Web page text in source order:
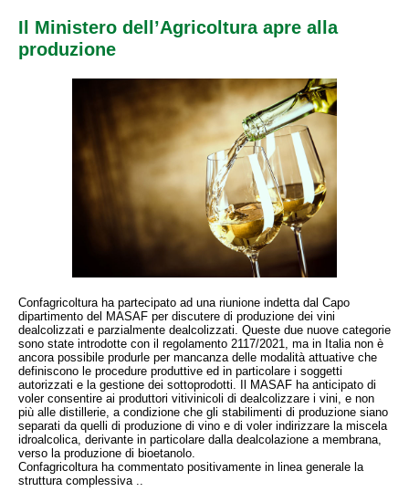
Il Ministero dell’Agricoltura apre alla
produzione
Confagricoltura ha partecipato ad una riunione indetta dal Capo
dipartimento del MASAF per discutere di produzione dei vini
dealcolizzati e parzialmente dealcolizzati. Queste due nuove categorie
sono state introdotte con il regolamento 2117/2021, ma in Italia non è
ancora possibile produrle per mancanza delle modalità attuative che
definiscono le procedure produttive ed in particolare i soggetti
autorizzati e la gestione dei sottoprodotti. Il MASAF ha anticipato di
voler consentire ai produttori vitivinicoli di dealcolizzare i vini, e non
più alle distillerie, a condizione che gli stabilimenti di produzione siano
separati da quelli di produzione di vino e di voler indirizzare la miscela
idroalcolica, derivante in particolare dalla dealcolazione a membrana,
verso la produzione di bioetanolo.
Confagricoltura ha commentato positivamente in linea generale la
struttura complessiva ..